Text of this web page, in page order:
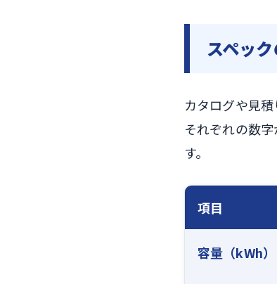
スペッ
カタログや見
それぞれの数
す。
項目
容量（kWh）